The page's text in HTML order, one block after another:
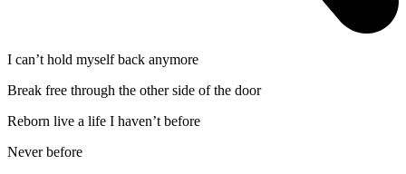
I can’t hold myself back anymore
Break free through the other side of the door
Reborn live a life I haven’t before
Never before